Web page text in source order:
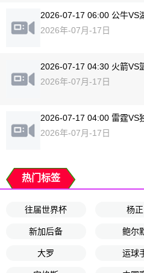
2026-07-17 06:00 公牛VS
2026年-07月-17日
2026-07-17 04:30 火箭VS
2026年-07月-17日
2026-07-17 04:00 雷霆VS
2026年-07月-17日
热门标签
往届世界杯 杨正
新加后备 鲍尔
大罗 运球